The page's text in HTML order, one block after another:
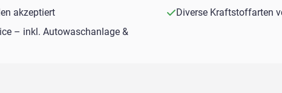
akzeptiert
Diverse Kraftstoffarten
– inkl. Autowaschanlage &